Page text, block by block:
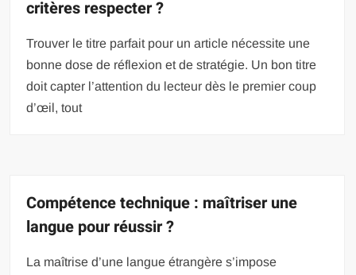
critères respecter ?
Trouver le titre parfait pour un article nécessite une
bonne dose de réflexion et de stratégie. Un bon titre
doit capter l’attention du lecteur dès le premier coup
d’œil, tout
Compétence technique : maîtriser une
langue pour réussir ?
La maîtrise d’une langue étrangère s’impose